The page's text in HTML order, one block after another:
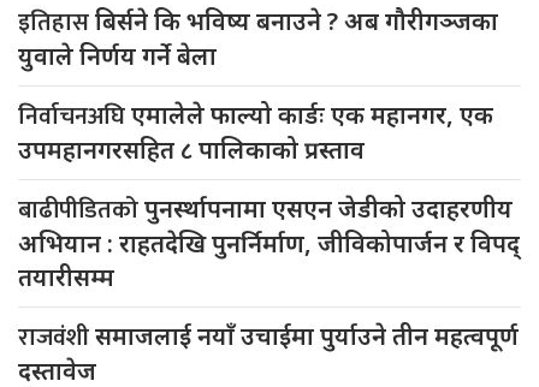
इतिहासबिर्सने कि भविष्य बनाउने ? अब गौरीगञ्जका
युवाले निर्णय गर्ने बेला
निर्वाचनअघिएमालेले फाल्यो कार्डः एक महानगर, एक
उपमहानगरसहित ८ पालिकाको प्रस्ताव
बाढीपीडितकोपुनर्स्थापनामा एसएन जेडीको उदाहरणीय
अभियान : राहतदेखि पुनर्निर्माण, जीविकोपार्जन र विपद्
तयारीसम्म
राजवंशीसमाजलाई नयाँ उचाईमा पुर्याउने तीन महत्वपूर्ण
दस्तावेज